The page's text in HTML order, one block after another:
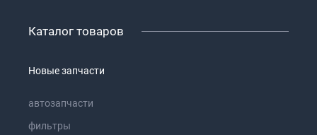
Каталог товаров
Новые запчасти
автозапчасти
фильтры